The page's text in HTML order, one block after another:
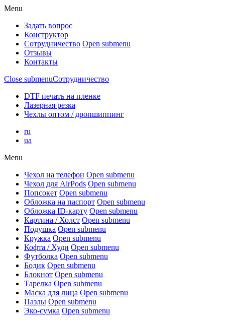
Menu
Задать вопрос
Конструктор
Сотрудничество Open submenu
Отзывы
Контакты
Close submenuСотрудничество
DTF печать на пленке
Лазерная резка
Чехлы оптом / дропшиппинг
ru
ua
Menu
Чехол на телефон Open submenu
Чехол для AirPods Open submenu
Попсокет Open submenu
Обложка на паспорт Open submenu
Обложка ID-карту Open submenu
Картина / Холст Open submenu
Подушка Open submenu
Кружка Open submenu
Кофта / Худи Open submenu
Футболка Open submenu
Бодик Open submenu
Блокнот Open submenu
Тарелка Open submenu
Маска для лица Open submenu
Пазлы Open submenu
Эко-сумка Open submenu